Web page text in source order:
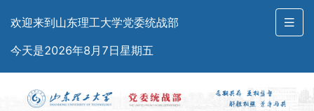
欢迎来到山东理工大学党委统战部
今天是2026年8月7日星期五